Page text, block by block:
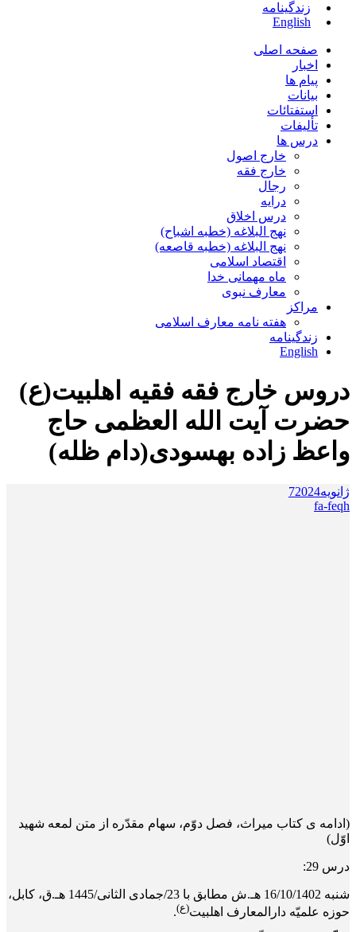
زندگینامه
English
صفحه اصلی
اخبار
پیام ها
بیانات
استفتائات
تألیفات
درس ها
خارج اصول
خارج فقه
رجال
درایه
درس اخلاق
نهج البلاغه (خطبه اشباح)
نهج البلاغه (خطبه قاصعه)
اقتصاد اسلامی
ماه مهمانی خدا
معارف نبوی
مراکز
هفته نامه معارف اسلامی
زندگینامه
English
دروس خارج فقه فقیه اهلبیت(ع)
حضرت آیت الله العظمی حاج
واعظ زاده بهسودی(دام ظله)
ژانویه 72024
fa-feqh
(ادامه ی کتاب میراث، فصل دوّم، سهام مقدّره از متن لمعه شهید
اوّل)
درس 29:
شنبه 16/10/1402 هـ.ش مطابق با 23/جمادی الثانی/1445 هـ.ق، کابل،
حوزه علمیّه دارالمعارف اهلبیت(ع).